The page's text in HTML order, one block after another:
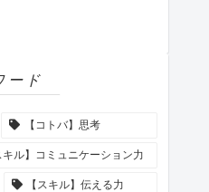
ード
【コトバ】思考
キル】コミュニケーション力
【スキル】伝える力